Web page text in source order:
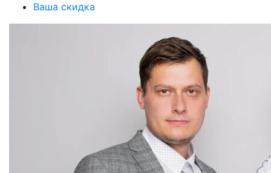
Ваша скидка